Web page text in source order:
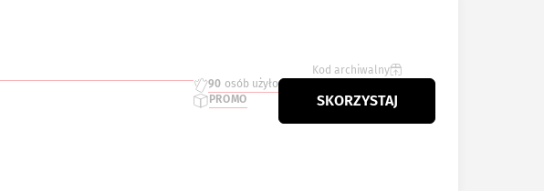
90 osób użyło
PROMO
Kod archiwalny
SKORZYSTAJ